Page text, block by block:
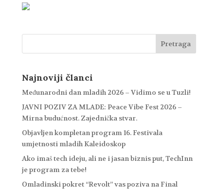
Najnoviji članci
Međunarodni dan mladih 2026 – Vidimo se u Tuzli!
JAVNI POZIV ZA MLADE: Peace Vibe Fest 2026 –
Mirna budućnost. Zajednička stvar.
Objavljen kompletan program 16. Festivala
umjetnosti mladih Kaleidoskop
Ako imaš tech ideju, ali ne i jasan biznis put, TechInn
je program za tebe!
Omladinski pokret “Revolt” vas poziva na Final